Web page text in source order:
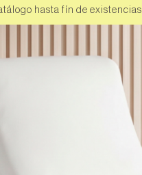
hasta fín de existencias.